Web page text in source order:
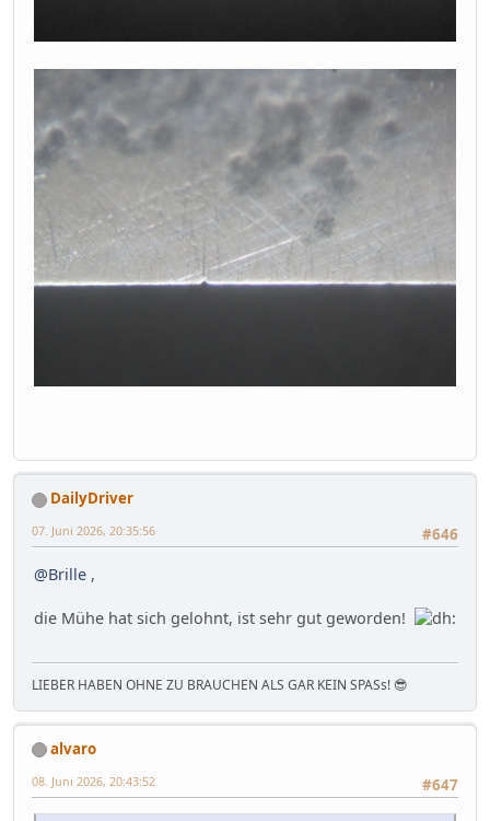
DailyDriver
#646
07. Juni 2026, 20:35:56
@Brille ,
die Mühe hat sich gelohnt, ist sehr gut geworden!
LIEBER HABEN OHNE ZU BRAUCHEN ALS GAR KEIN SPASs! 😎
alvaro
#647
08. Juni 2026, 20:43:52